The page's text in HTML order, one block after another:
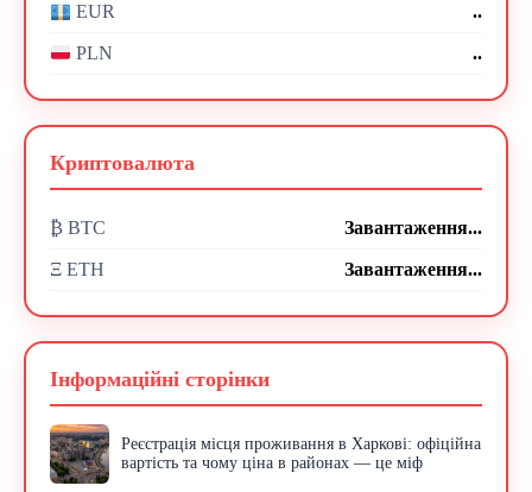
EUR ..
PLN ..
Криптовалюта
₿ BTC Завантаження...
Ξ ETH Завантаження...
Інформаційні сторінки
Реєстрація місця проживання в Харкові: офіційна
вартість та чому ціна в районах — це міф